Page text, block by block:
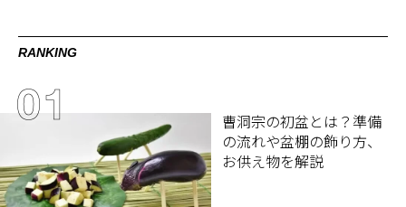
RANKING
曹洞宗の初盆とは？準備
の流れや盆棚の飾り方、
お供え物を解説